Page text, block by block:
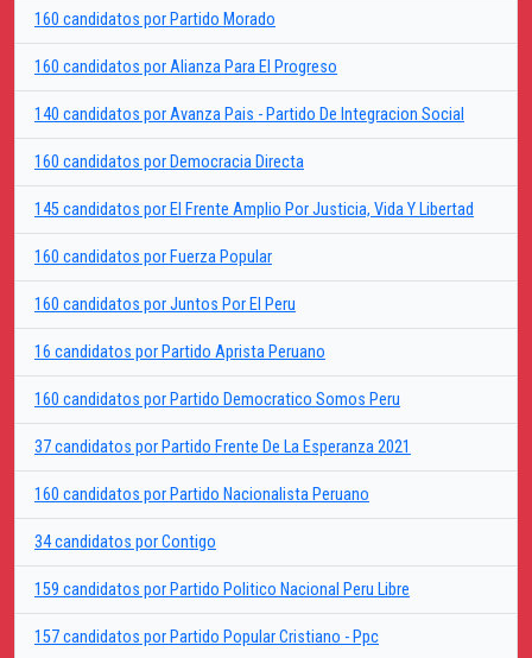
160 candidatos por Partido Morado
160 candidatos por Alianza Para El Progreso
140 candidatos por Avanza Pais - Partido De Integracion Social
160 candidatos por Democracia Directa
145 candidatos por El Frente Amplio Por Justicia, Vida Y Libertad
160 candidatos por Fuerza Popular
160 candidatos por Juntos Por El Peru
16 candidatos por Partido Aprista Peruano
160 candidatos por Partido Democratico Somos Peru
37 candidatos por Partido Frente De La Esperanza 2021
160 candidatos por Partido Nacionalista Peruano
34 candidatos por Contigo
159 candidatos por Partido Politico Nacional Peru Libre
157 candidatos por Partido Popular Cristiano - Ppc